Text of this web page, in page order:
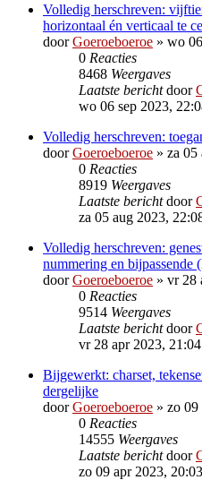
Volledig herschreven:
horizontaal én verticaal te
doorGoeroeboeroe » wo
0 Reacties
8468 Weergaves
Laatste berichtdoor
wo 06 sep 2023,
Volledig herschreven:
doorGoeroeboeroe » za 05
0 Reacties
8919 Weergaves
Laatste berichtdoor
za 05 aug 2023,
Volledig herschreven:
nummering en bijpassende
doorGoeroeboeroe » vr 28
0 Reacties
9514 Weergaves
Laatste berichtdoor
vr 28 apr 2023, 21:04
Bijgewerkt: charset,
dergelijke
doorGoeroeboeroe » zo 09
0 Reacties
14555 Weergaves
Laatste berichtdoor
zo 09 apr 2023, 20:03